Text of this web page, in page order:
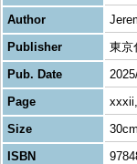
Author
Publisher
東京
Pub. Date
Page
Size
30cm
ISBN